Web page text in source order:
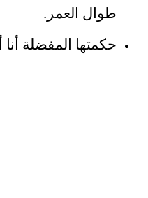
طوال العمر.
حكمتها المفضلة